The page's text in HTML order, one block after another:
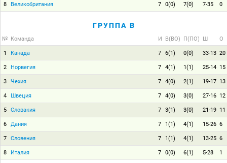
8 Великобритания 7 0(0) 7(0) 7-35 0
ГРУППА B
№ Команда И В(ВО) П(ПО) Ш О
1 Канада 7 6(1) 0(0) 33-13 20
2 Норвегия 7 4(1) 1(1) 25-14 15
3 Чехия 7 4(0) 2(1) 19-17 13
4 Швеция 7 4(0) 3(0) 27-16 12
5 Словакия 7 3(1) 3(0) 21-19 11
6 Дания 7 1(1) 4(1) 15-26 6
7 Словения 7 1(1) 4(1) 13-25 6
8 Италия 7 0(0) 6(1) 5-28 1